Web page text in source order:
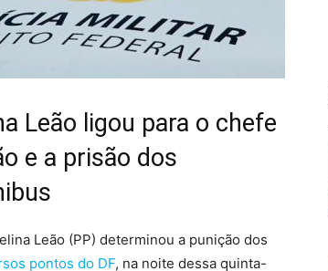
Leão ligou para o chefe
e a prisão dos
Leão (PP) determinou a punição dos
pontos do DF, na noite dessa quinta-